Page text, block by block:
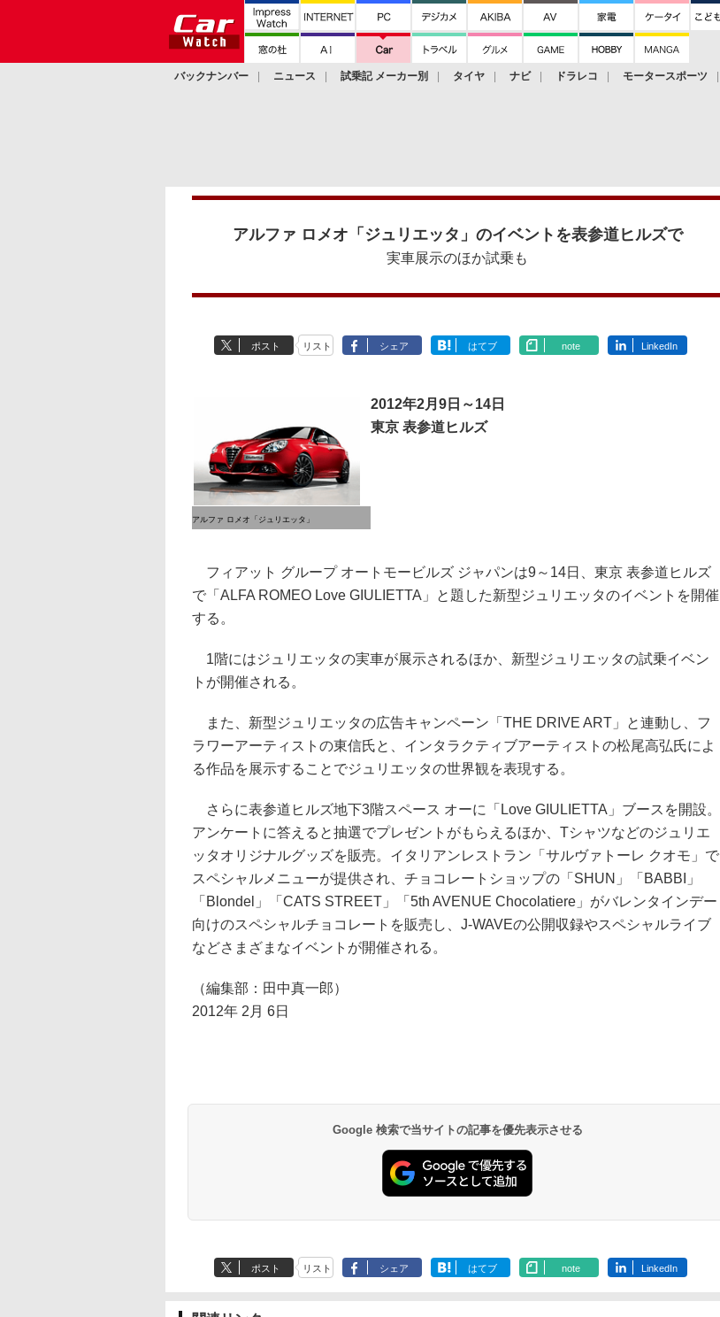
バックナンバー ニュース 試乗記 メーカー別 タイヤ ナビ ドラレコ モータースポーツ
アルファ ロメオ「ジュリエッタ」のイベントを表参道ヒルズで
実車展示のほか試乗も
ポスト リスト シェア はてブ note LinkedIn
アルファ ロメオ「ジュリエッタ」
2012年2月9日～14日
東京 表参道ヒルズ
フィアット グループ オートモービルズ ジャパンは9～14日、東京 表参道ヒルズ
で「ALFA ROMEO Love GIULIETTA」と題した新型ジュリエッタのイベントを開催
する。
1階にはジュリエッタの実車が展示されるほか、新型ジュリエッタの試乗イベン
トが開催される。
また、新型ジュリエッタの広告キャンペーン「THE DRIVE ART」と連動し、フ
ラワーアーティストの東信氏と、インタラクティブアーティストの松尾高弘氏によ
る作品を展示することでジュリエッタの世界観を表現する。
さらに表参道ヒルズ地下3階スペース オーに「Love GIULIETTA」ブースを開設。
アンケートに答えると抽選でプレゼントがもらえるほか、Tシャツなどのジュリエ
ッタオリジナルグッズを販売。イタリアンレストラン「サルヴァトーレ クオモ」で
スペシャルメニューが提供され、チョコレートショップの「SHUN」「BABBI」
「Blondel」「CATS STREET」「5th AVENUE Chocolatiere」がバレンタインデー
向けのスペシャルチョコレートを販売し、J-WAVEの公開収録やスペシャルライブ
などさまざまなイベントが開催される。
（編集部：田中真一郎）
2012年 2月 6日
Google 検索で当サイトの記事を優先表示させる
ポスト リスト シェア はてブ note LinkedIn